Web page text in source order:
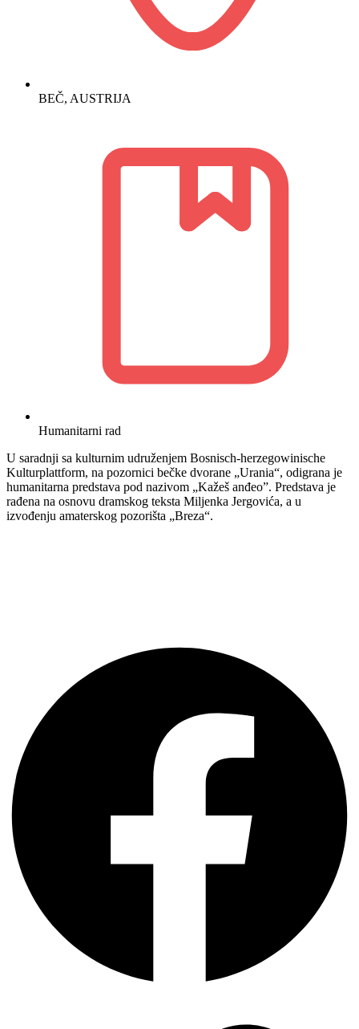
BEČ, AUSTRIJA
Humanitarni rad
U saradnji sa kulturnim udruženjem Bosnisch-herzegowinische
Kulturplattform, na pozornici bečke dvorane „Urania“, odigrana je
humanitarna predstava pod nazivom „Kažeš anđeo”. Predstava je
rađena na osnovu dramskog teksta Miljenka Jergovića, a u
izvođenju amaterskog pozorišta „Breza“.